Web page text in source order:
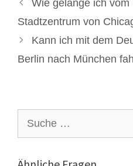
Wie gelange ich vom
Stadtzentrum von
Kann ich mit dem
Berlin nach München
nach: